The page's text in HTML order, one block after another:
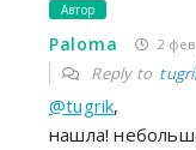
Автор
Paloma 2
Reply to
@tugrik,
нашла!